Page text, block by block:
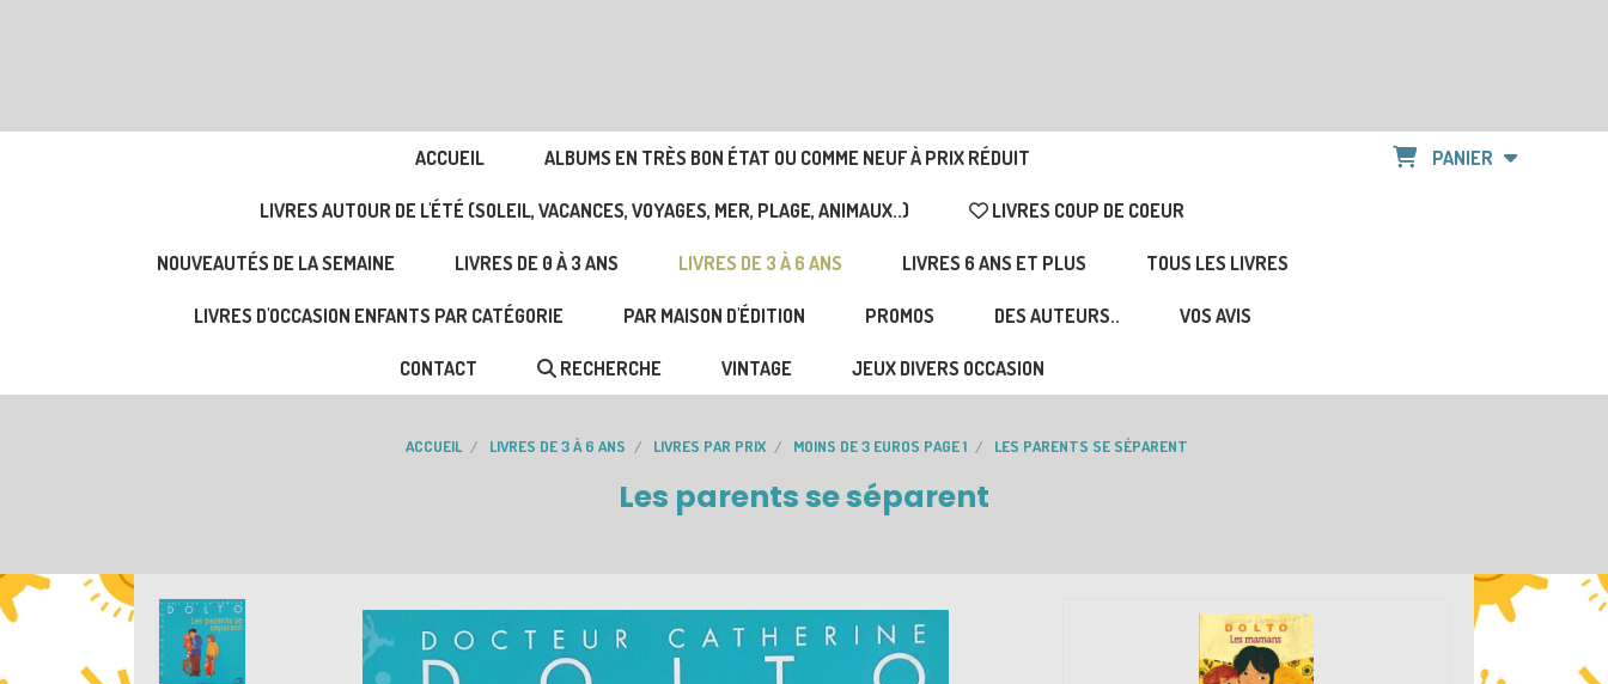
ACCUEIL ALBUMS EN TRÈS BON ÉTAT OU COMME NEUF À PRIX RÉDUIT
LIVRES AUTOUR DE L'ÉTÉ (SOLEIL, VACANCES, VOYAGES, MER, PLAGE, ANIMAUX..) LIVRES COUP DE COEUR
NOUVEAUTÉS DE LA SEMAINE LIVRES DE 0 À 3 ANS LIVRES DE 3 À 6 ANS LIVRES 6 ANS ET PLUS TOUS LES LIVRES
LIVRES D'OCCASION ENFANTS PAR CATÉGORIE PAR MAISON D'ÉDITION PROMOS DES AUTEURS.. VOS AVIS
CONTACT RECHERCHE VINTAGE JEUX DIVERS OCCASION
PANIER
ACCUEIL LIVRES DE 3 À 6 ANS LIVRES PAR PRIX MOINS DE 3 EUROS PAGE 1 LES PARENTS SE SÉPARENT
Les parents se séparent